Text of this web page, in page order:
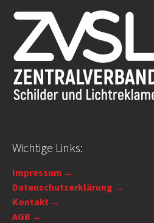
Wichtige Links:
Impressum
Datenschutzerklärung
Kontakt
AGB